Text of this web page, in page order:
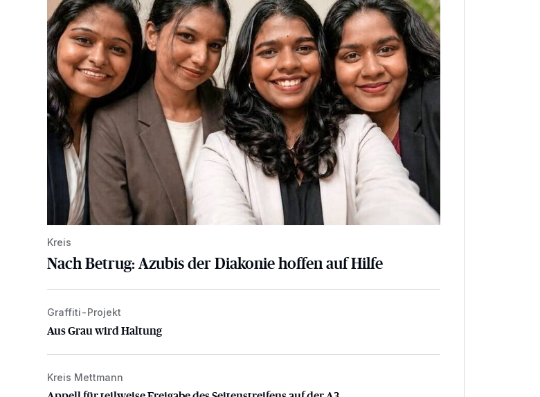
Kreis
Nach Betrug: Azubis der Diakonie hoffen auf Hilfe
Aus Grau wird Haltung
Graffiti-Projekt
Aus Grau wird Haltung
Appell für teilweise Freigabe des Seitenstreifens auf der A3
Kreis Mettmann